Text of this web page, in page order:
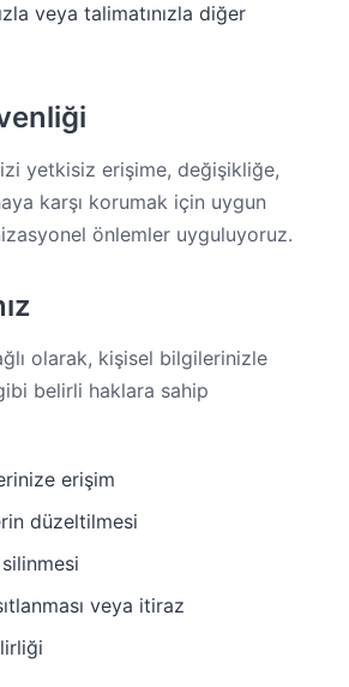
veya talimatınızla diğer
yetkisiz erişime, değişikliğe,
karşı korumak için uygun
önlemler uyguluyoruz.
olarak, kişisel bilgilerinizle
belirli haklara sahip
erişim
düzeltilmesi
veya itiraz